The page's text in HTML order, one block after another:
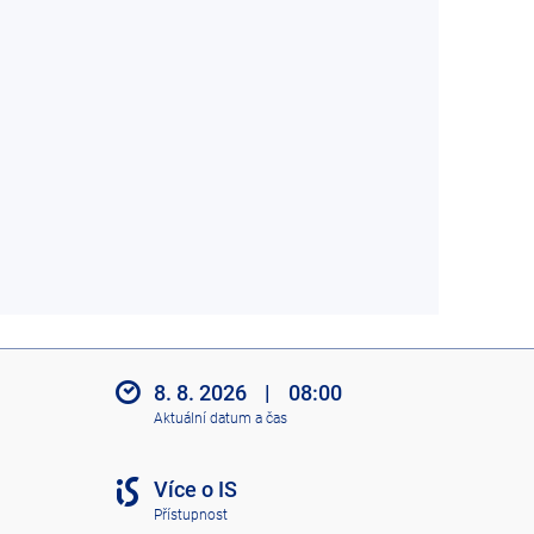
8. 8. 2026 | 08:00
Aktuální datum a čas
Více o IS
Přístupnost